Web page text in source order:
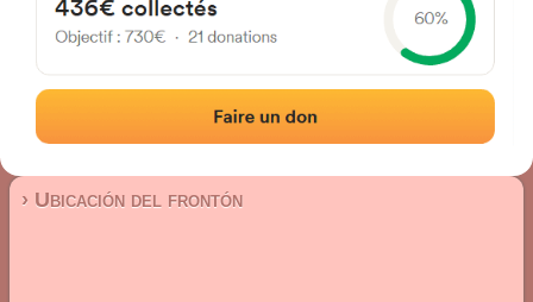
3 España
Frontón de pared izquierda
Localización|Fotos|Comentarios y reseñas
› Ubicación del frontón